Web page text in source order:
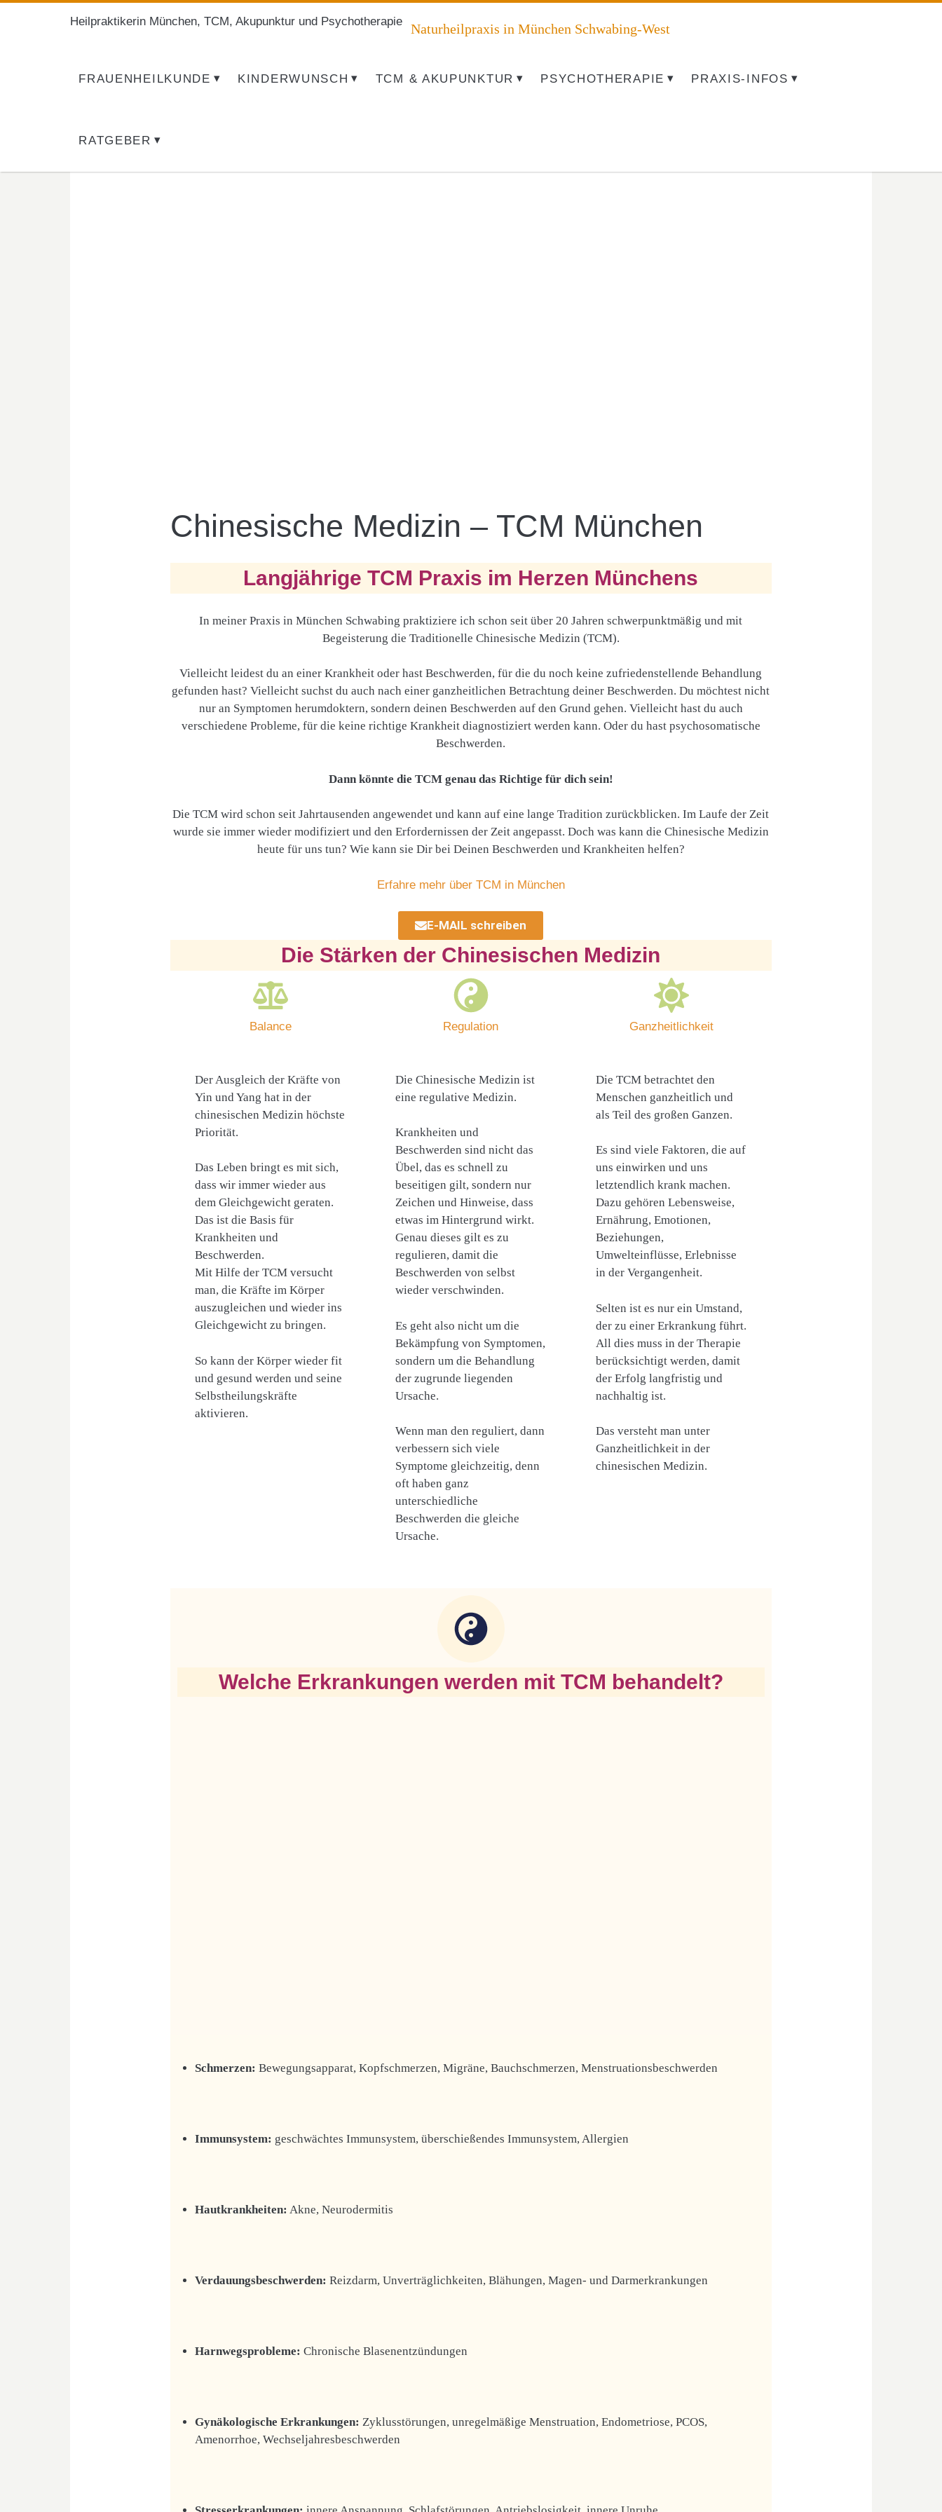
Springe zum Inhalt
Heilpraktikerin München, TCM, Akupunktur und Psychotherapie Naturheilpraxis in München Schwabing-West
FRAUENHEILKUNDE KINDERWUNSCH TCM & AKUPUNKTUR PSYCHOTHERAPIE PRAXIS-INFOS
RATGEBER
Chinesische Medizin – TCM München
Langjährige TCM Praxis im Herzen Münchens
In meiner Praxis in München Schwabing praktiziere ich schon seit über 20 Jahren schwerpunktmäßig und mit
Begeisterung die Traditionelle Chinesische Medizin (TCM).
Vielleicht leidest du an einer Krankheit oder hast Beschwerden, für die du noch keine zufriedenstellende Behandlung
gefunden hast? Vielleicht suchst du auch nach einer ganzheitlichen Betrachtung deiner Beschwerden. Du möchtest nicht
nur an Symptomen herumdoktern, sondern deinen Beschwerden auf den Grund gehen. Vielleicht hast du auch
verschiedene Probleme, für die keine richtige Krankheit diagnostiziert werden kann. Oder du hast psychosomatische
Beschwerden.
Dann könnte die TCM genau das Richtige für dich sein!
Die TCM wird schon seit Jahrtausenden angewendet und kann auf eine lange Tradition zurückblicken. Im Laufe der Zeit
wurde sie immer wieder modifiziert und den Erfordernissen der Zeit angepasst. Doch was kann die Chinesische Medizin
heute für uns tun? Wie kann sie Dir bei Deinen Beschwerden und Krankheiten helfen?
Erfahre mehr über TCM in München
E-MAIL schreiben
Die Stärken der Chinesischen Medizin
Balance
Der Ausgleich der Kräfte von
Yin und Yang hat in der
chinesischen Medizin höchste
Priorität.
Das Leben bringt es mit sich,
dass wir immer wieder aus
dem Gleichgewicht geraten.
Das ist die Basis für
Krankheiten und
Beschwerden.
Mit Hilfe der TCM versucht
man, die Kräfte im Körper
auszugleichen und wieder ins
Gleichgewicht zu bringen.
So kann der Körper wieder fit
und gesund werden und seine
Selbstheilungskräfte
aktivieren.
Regulation
Die Chinesische Medizin ist
eine regulative Medizin.
Krankheiten und
Beschwerden sind nicht das
Übel, das es schnell zu
beseitigen gilt, sondern nur
Zeichen und Hinweise, dass
etwas im Hintergrund wirkt.
Genau dieses gilt es zu
regulieren, damit die
Beschwerden von selbst
wieder verschwinden.
Es geht also nicht um die
Bekämpfung von Symptomen,
sondern um die Behandlung
der zugrunde liegenden
Ursache.
Wenn man den reguliert, dann
verbessern sich viele
Symptome gleichzeitig, denn
oft haben ganz
unterschiedliche
Beschwerden die gleiche
Ursache.
Ganzheitlichkeit
Die TCM betrachtet den
Menschen ganzheitlich und
als Teil des großen Ganzen.
Es sind viele Faktoren, die auf
uns einwirken und uns
letztendlich krank machen.
Dazu gehören Lebensweise,
Ernährung, Emotionen,
Beziehungen,
Umwelteinflüsse, Erlebnisse
in der Vergangenheit.
Selten ist es nur ein Umstand,
der zu einer Erkrankung führt.
All dies muss in der Therapie
berücksichtigt werden, damit
der Erfolg langfristig und
nachhaltig ist.
Das versteht man unter
Ganzheitlichkeit in der
chinesischen Medizin.
Welche Erkrankungen werden mit TCM behandelt?
Schmerzen: Bewegungsapparat, Kopfschmerzen, Migräne, Bauchschmerzen, Menstruationsbeschwerden
Immunsystem: geschwächtes Immunsystem, überschießendes Immunsystem, Allergien
Hautkrankheiten: Akne, Neurodermitis
Verdauungsbeschwerden: Reizdarm, Unverträglichkeiten, Blähungen, Magen- und Darmerkrankungen
Harnwegsprobleme: Chronische Blasenentzündungen
Gynäkologische Erkrankungen: Zyklusstörungen, unregelmäßige Menstruation, Endometriose, PCOS,
Amenorrhoe, Wechseljahresbeschwerden